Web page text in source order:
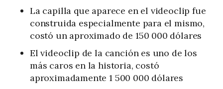
La capilla que aparece en el videoclip fue
construida especialmente para el mismo,
costó un aproximado de 150 000 dólares
El videoclip de la canción es uno de los
más caros en la historia, costó
aproximadamente 1 500 000 dólares